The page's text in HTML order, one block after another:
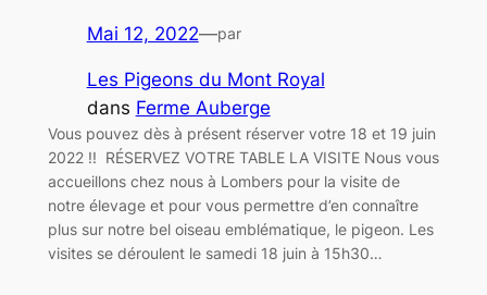
Mai 12, 2022—par
Les Pigeons du Mont Royal
dans Ferme Auberge
Vous pouvez dès à présent réserver votre 18 et 19 juin
2022 !! RÉSERVEZ VOTRE TABLE LA VISITE Nous vous
accueillons chez nous à Lombers pour la visite de
notre élevage et pour vous permettre d’en connaître
plus sur notre bel oiseau emblématique, le pigeon. Les
visites se déroulent le samedi 18 juin à 15h30…